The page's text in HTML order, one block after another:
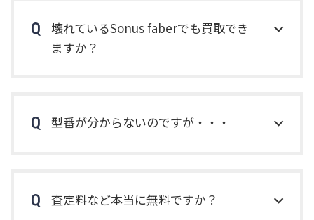
壊れているSonus faberでも買取でき
ますか？
型番が分からないのですが・・・
査定料など本当に無料ですか？